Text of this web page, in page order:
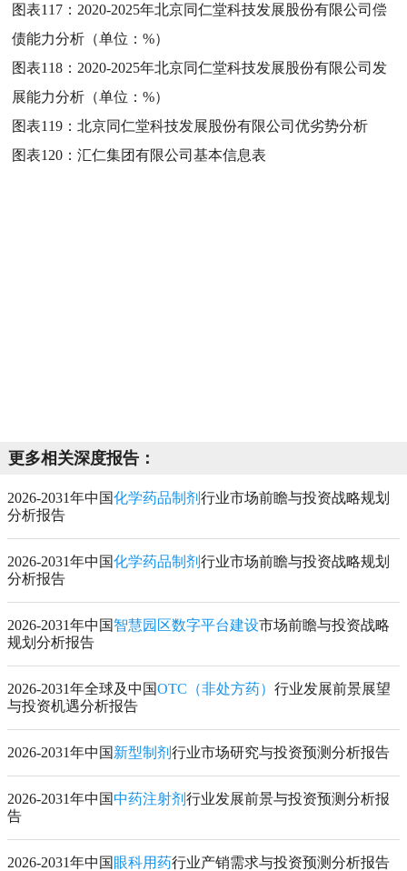
图表117： 2020-2025年北京同仁堂科技发展股份有限公司偿
债能力分析（单位：%）
图表118： 2020-2025年北京同仁堂科技发展股份有限公司发
展能力分析（单位：%）
图表119：北京同仁堂科技发展股份有限公司优劣势分析
图表120：汇仁集团有限公司基本信息表
更多相关深度报告：
2026-2031年中国化学药品制剂 行业市场前瞻与投资战略规划
分析报告
2026-2031年中国化学药品制剂 行业市场前瞻与投资战略规划
分析报告
2026-2031年中国 智慧园区数字平台建设市场前瞻与投资战略
规划分析报告
2026-2031年全球及中国OTC（非处方药） 行业发展前景展望
与投资机遇分析报告
2026-2031年中国 新型制剂 行业市场研究与投资预测分析报告
2026-2031年中国中药注射剂 行业发展前景与投资预测分析报
告
2026-2031年中国 眼科用药行业产销需求与投资预测分析报告